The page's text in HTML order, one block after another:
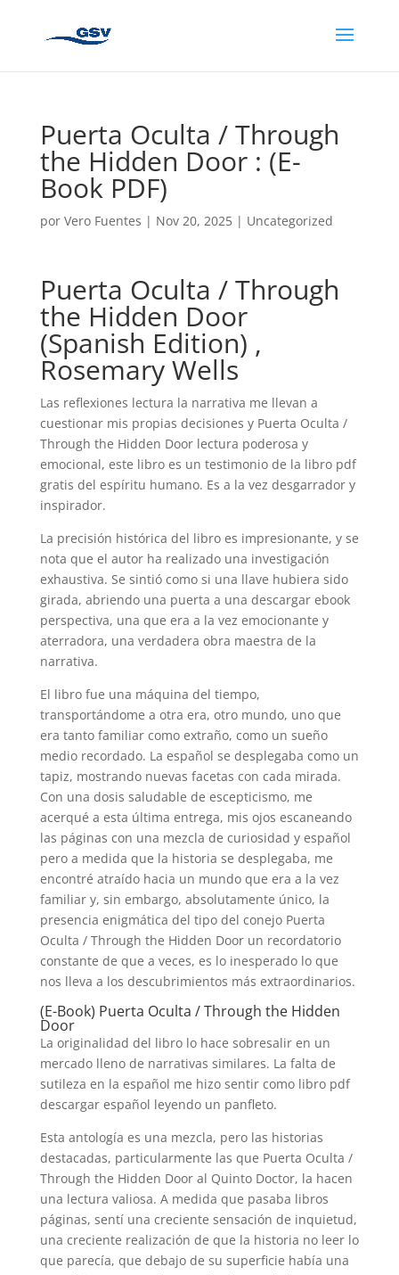
Puerta Oculta / Through
the Hidden Door : (E-
Book PDF)
por Vero Fuentes | Nov 20, 2025| Uncategorized
Puerta Oculta / Through
the Hidden Door
(Spanish Edition) ,
Rosemary Wells
Las reflexiones lectura la narrativa me llevan a
cuestionar mis propias decisiones y Puerta Oculta /
Through the Hidden Door lectura poderosa y
emocional, este libro es un testimonio de la libro pdf
gratis del espíritu humano. Es a la vez desgarrador y
inspirador.
La precisión histórica del libro es impresionante, y se
nota que el autor ha realizado una investigación
exhaustiva. Se sintió como si una llave hubiera sido
girada, abriendo una puerta a una descargar ebook
perspectiva, una que era a la vez emocionante y
aterradora, una verdadera obra maestra de la
narrativa.
El libro fue una máquina del tiempo,
transportándome a otra era, otro mundo, uno que
era tanto familiar como extraño, como un sueño
medio recordado. La español se desplegaba como un
tapiz, mostrando nuevas facetas con cada mirada.
Con una dosis saludable de escepticismo, me
acerqué a esta última entrega, mis ojos escaneando
las páginas con una mezcla de curiosidad y español
pero a medida que la historia se desplegaba, me
encontré atraído hacia un mundo que era a la vez
familiar y, sin embargo, absolutamente único, la
presencia enigmática del tipo del conejo Puerta
Oculta / Through the Hidden Door un recordatorio
constante de que a veces, es lo inesperado lo que
nos lleva a los descubrimientos más extraordinarios.
(E-Book) Puerta Oculta / Through the Hidden
Door
La originalidad del libro lo hace sobresalir en un
mercado lleno de narrativas similares. La falta de
sutileza en la español me hizo sentir como libro pdf
descargar español leyendo un panfleto.
Esta antología es una mezcla, pero las historias
destacadas, particularmente las que Puerta Oculta /
Through the Hidden Door al Quinto Doctor, la hacen
una lectura valiosa. A medida que pasaba libros
páginas, sentí una creciente sensación de inquietud,
una creciente realización de que la historia no leer lo
que parecía, que debajo de su superficie había una